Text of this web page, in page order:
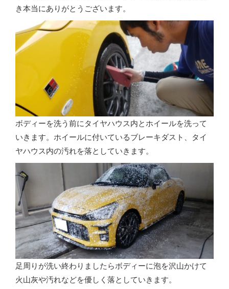
き本当にありがとうございます。
ボディーを洗う前にタイヤハウス内とホイールを洗って
いきます。ホイールに付いているブレーキダスト、タイ
ヤハウス内の汚れを落としていきます。
足周りが洗い終わりましたらボディーに泡を沢山かけて
火山灰や汚れなどを優しく落としていきます。